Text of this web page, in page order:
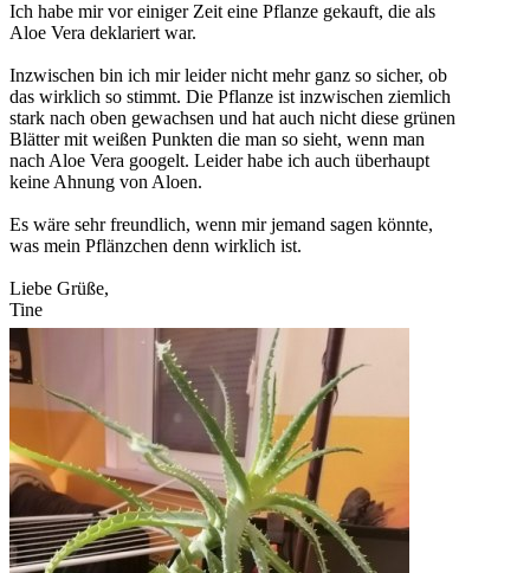
Ich habe mir vor einiger Zeit eine Pflanze gekauft, die als
Aloe Vera deklariert war.
Inzwischen bin ich mir leider nicht mehr ganz so sicher, ob
das wirklich so stimmt. Die Pflanze ist inzwischen ziemlich
stark nach oben gewachsen und hat auch nicht diese grünen
Blätter mit weißen Punkten die man so sieht, wenn man
nach Aloe Vera googelt. Leider habe ich auch überhaupt
keine Ahnung von Aloen.
Es wäre sehr freundlich, wenn mir jemand sagen könnte,
was mein Pflänzchen denn wirklich ist.
Liebe Grüße,
Tine